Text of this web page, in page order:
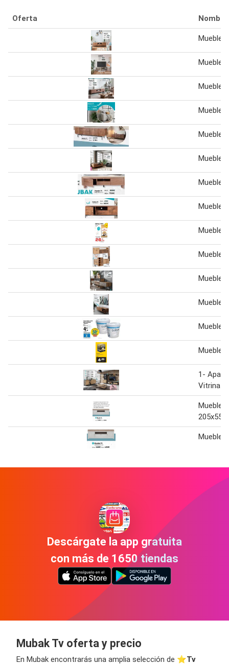
Oferta Nombre
Mueble
Mueble
Mueble
Mueble
Mueble
Mueble
Mueble
Mueble
Mueble
Mueble
Mueble
Mueble
Mueble
Mueble
1-
Vitrina
Mueble
Mueble
Descárgate la app gratuita
con más de 1650 tiendas
Mubak Tv oferta y precio
En Mubak encontrarás una amplia selección de ⭐️Tv